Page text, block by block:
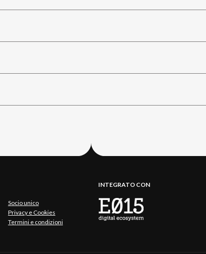
Socio unico
Privacy e Cookies
Termini e condizioni
INTEGRATO CON